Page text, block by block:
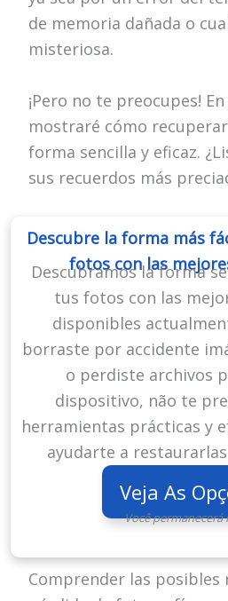
de memoria dañada o
misteriosa.
¡Pero no te preocupes!
mostraré cómo
forma sencilla y eficaz.
sus recuerdos más
Descubre la forma más
fotos con las
Descubramos la forma
tus fotos con las
disponibles
borraste por accidente
o perdiste archivos
dispositivo, não te
herramientas prácticas y
ayudarte a
Veja As
Você permanecerá
Comprender las posibles